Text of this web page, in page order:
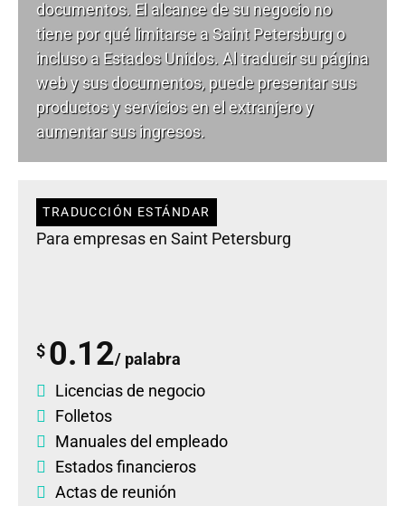
documentos. El alcance de su negocio no
tiene por qué limitarse a Saint Petersburg o
incluso a Estados Unidos. Al traducir su página
web y sus documentos, puede presentar sus
productos y servicios en el extranjero y
aumentar sus ingresos.
TRADUCCIÓN ESTÁNDAR
Para empresas en Saint Petersburg
$ 0.12/ palabra
Licencias de negocio
Folletos
Manuales del empleado
Estados financieros
Actas de reunión